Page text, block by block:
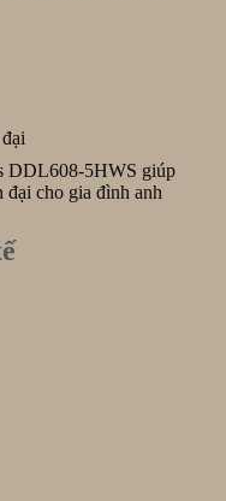
DDL608-5HWS giúp
đại cho gia đình anh